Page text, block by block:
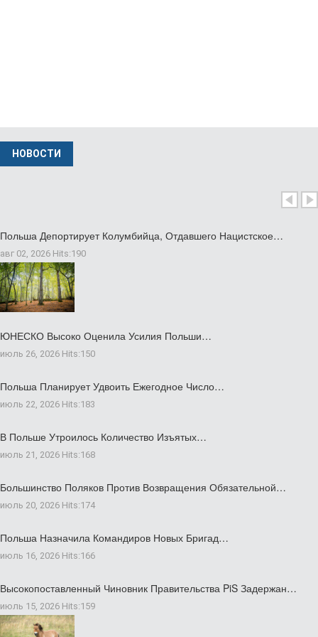
НОВОСТИ
Польша Депортирует Колумбийца, Отдавшего Нацистское…
авг 02, 2026 Hits:190
ЮНЕСКО Высоко Оценила Усилия Польши…
июль 26, 2026 Hits:150
Польша Планирует Удвоить Ежегодное Число…
июль 22, 2026 Hits:183
В Польше Утроилось Количество Изъятых…
июль 21, 2026 Hits:168
Большинство Поляков Против Возвращения Обязательной…
июль 20, 2026 Hits:174
Польша Назначила Командиров Новых Бригад…
июль 16, 2026 Hits:166
Высокопоставленный Чиновник Правительства PiS Задержан…
июль 15, 2026 Hits:159